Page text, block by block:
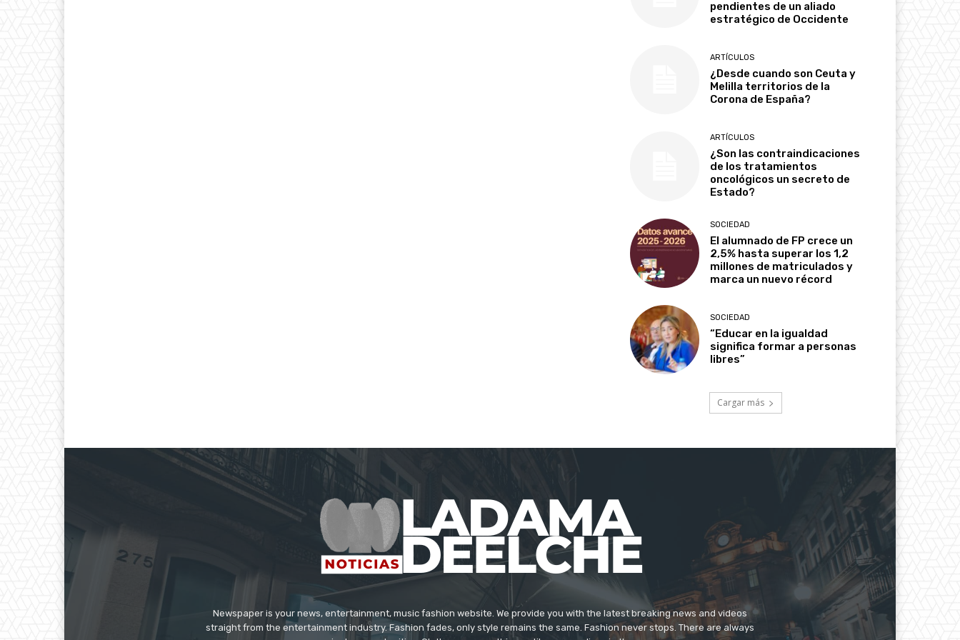
pendientes de un aliado
estratégico de Occidente
ARTÍCULOS
¿Desde cuando son Ceuta y
Melilla territorios de la
Corona de España?
ARTÍCULOS
¿Son las contraindicaciones
de los tratamientos
oncológicos un secreto de
Estado?
SOCIEDAD
El alumnado de FP crece un
2,5% hasta superar los 1,2
millones de matriculados y
marca un nuevo récord
SOCIEDAD
“Educar en la igualdad
significa formar a personas
libres”
Cargar más
Newspaper is your news, entertainment, music fashion website. We provide you with the latest breaking news and videos
straight from the entertainment industry. Fashion fades, only style remains the same. Fashion never stops. There are always